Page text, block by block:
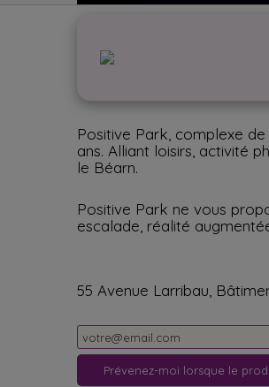
Positive Park, complexe
ans. Alliant loisirs, activité
le Béarn.
Positive Park ne vous
escalade, réalité
55 Avenue Larribau,
Prévenez-moi lorsque le